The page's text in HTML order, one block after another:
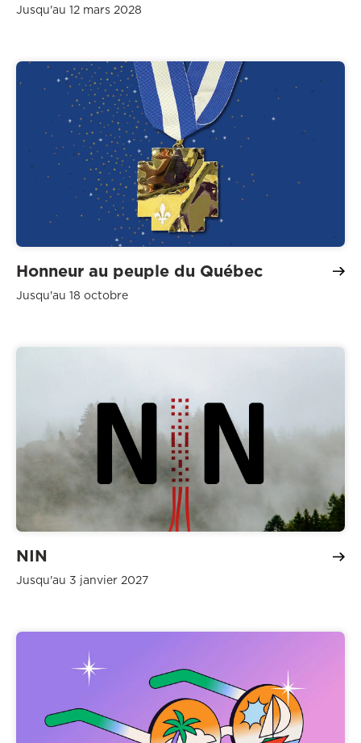
Jusqu'au 12 mars 2028
Honneur au peuple du Québec
Jusqu'au 18 octobre
NIN
Jusqu'au 3 janvier 2027